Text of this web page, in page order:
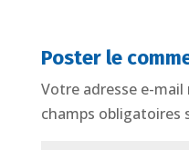
Poster le
Votre adresse e-mail
champs obligatoires